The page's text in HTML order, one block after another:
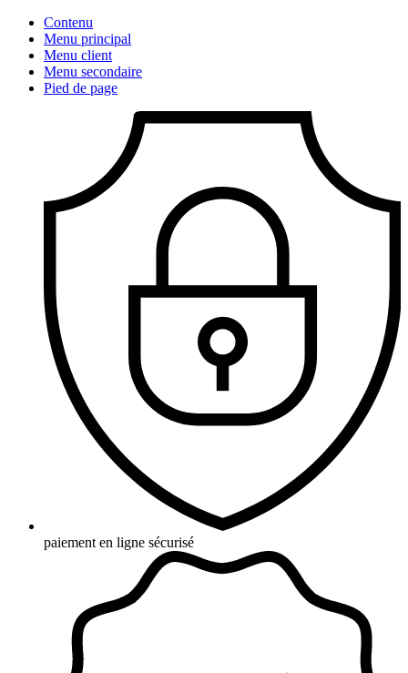
Contenu
Menu principal
Menu client
Menu secondaire
Pied de page
paiement en ligne sécurisé